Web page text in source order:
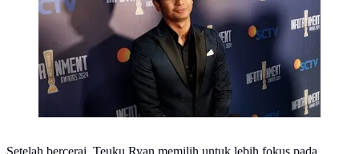
Setelah bercerai, Teuku Ryan memilih untuk lebih fokus pada